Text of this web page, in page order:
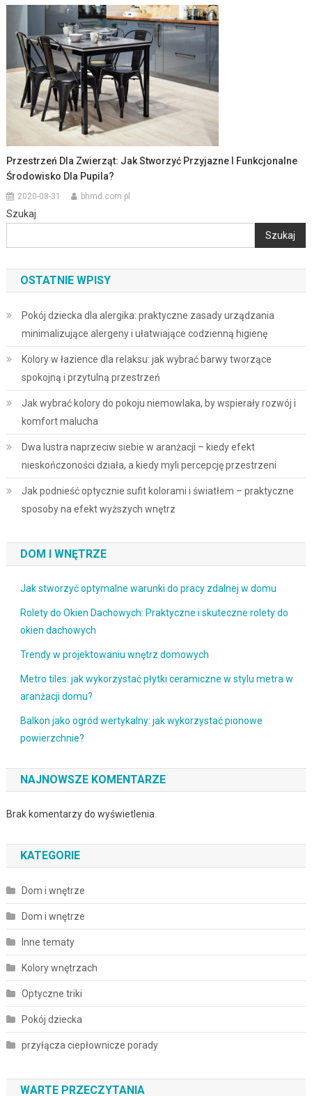
Przestrzeń Dla Zwierząt: Jak Stworzyć Przyjazne I Funkcjonalne
Środowisko Dla Pupila?
2020-08-31 bhmd.com.pl
Szukaj
Szukaj
OSTATNIE WPISY
Pokój dziecka dla alergika: praktyczne zasady urządzania
minimalizujące alergeny i ułatwiające codzienną higienę
Kolory w łazience dla relaksu: jak wybrać barwy tworzące
spokojną i przytulną przestrzeń
Jak wybrać kolory do pokoju niemowlaka, by wspierały rozwój i
komfort malucha
Dwa lustra naprzeciw siebie w aranżacji – kiedy efekt
nieskończoności działa, a kiedy myli percepcję przestrzeni
Jak podnieść optycznie sufit kolorami i światłem – praktyczne
sposoby na efekt wyższych wnętrz
DOM I WNĘTRZE
Jak stworzyć optymalne warunki do pracy zdalnej w domu
Rolety do Okien Dachowych: Praktyczne i skuteczne rolety do
okien dachowych
Trendy w projektowaniu wnętrz domowych
Metro tiles: jak wykorzystać płytki ceramiczne w stylu metra w
aranżacji domu?
Balkon jako ogród wertykalny: jak wykorzystać pionowe
powierzchnie?
NAJNOWSZE KOMENTARZE
Brak komentarzy do wyświetlenia.
KATEGORIE
Dom i wnętrze
Dom i wnętrze
Inne tematy
Kolory wnętrzach
Optyczne triki
Pokój dziecka
przyłącza ciepłownicze porady
WARTE PRZECZYTANIA